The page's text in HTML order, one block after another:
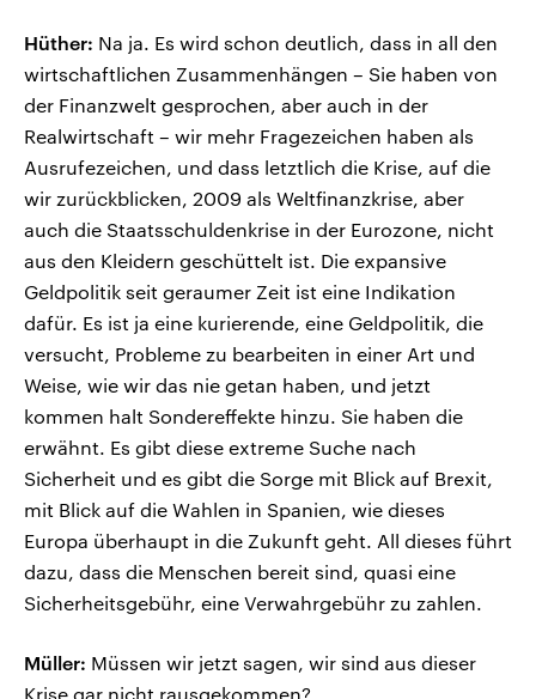
Hüther: Na ja. Es wird schon deutlich, dass in all den
wirtschaftlichen Zusammenhängen – Sie haben von
der Finanzwelt gesprochen, aber auch in der
Realwirtschaft – wir mehr Fragezeichen haben als
Ausrufezeichen, und dass letztlich die Krise, auf die
wir zurückblicken, 2009 als Weltfinanzkrise, aber
auch die Staatsschuldenkrise in der Eurozone, nicht
aus den Kleidern geschüttelt ist. Die expansive
Geldpolitik seit geraumer Zeit ist eine Indikation
dafür. Es ist ja eine kurierende, eine Geldpolitik, die
versucht, Probleme zu bearbeiten in einer Art und
Weise, wie wir das nie getan haben, und jetzt
kommen halt Sondereffekte hinzu. Sie haben die
erwähnt. Es gibt diese extreme Suche nach
Sicherheit und es gibt die Sorge mit Blick auf Brexit,
mit Blick auf die Wahlen in Spanien, wie dieses
Europa überhaupt in die Zukunft geht. All dieses führt
dazu, dass die Menschen bereit sind, quasi eine
Sicherheitsgebühr, eine Verwahrgebühr zu zahlen.
Müller: Müssen wir jetzt sagen, wir sind aus dieser
Krise gar nicht rausgekommen?